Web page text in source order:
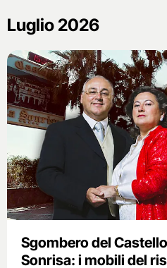
Luglio 2026
Sgombero del
Sonrisa: i mobili del